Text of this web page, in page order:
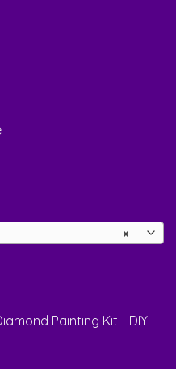
×
Painting Kit - DIY